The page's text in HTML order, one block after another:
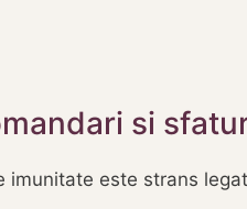
si
imunitate este strans